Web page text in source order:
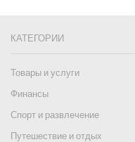
КАТЕГОРИИ
Товары и услуги
Финансы
Спорт и развлечение
Путешествие и отдых